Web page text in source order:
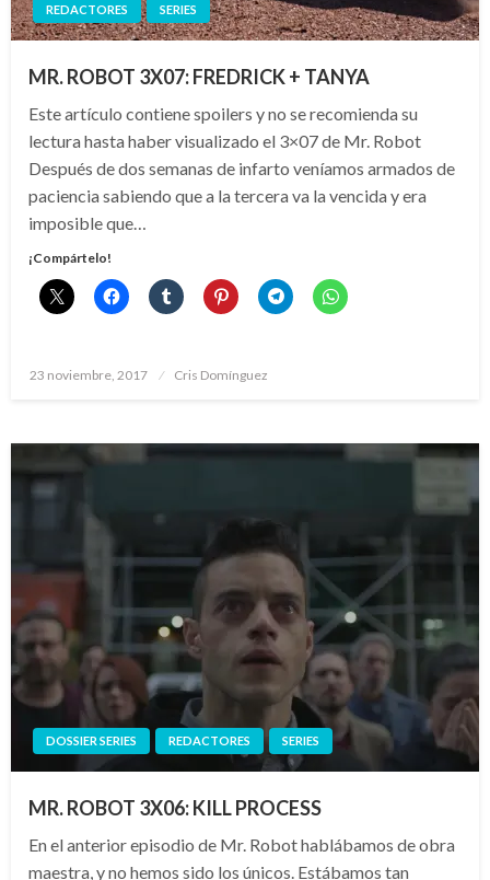
REDACTORES SERIES
MR. ROBOT 3X07: FREDRICK + TANYA
Este artículo contiene spoilers y no se recomienda su
lectura hasta haber visualizado el 3×07 de Mr. Robot
Después de dos semanas de infarto veníamos armados de
paciencia sabiendo que a la tercera va la vencida y era
imposible que…
¡Compártelo!
Publicado
23 noviembre, 2017 Cris Domínguez
DOSSIER SERIES REDACTORES SERIES
MR. ROBOT 3X06: KILL PROCESS
En el anterior episodio de Mr. Robot hablábamos de obra
maestra, y no hemos sido los únicos. Estábamos tan